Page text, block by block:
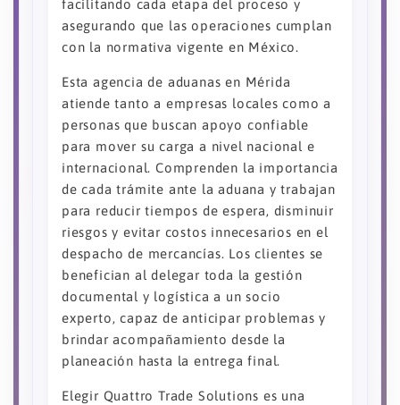
facilitando cada etapa del proceso y
asegurando que las operaciones cumplan
con la normativa vigente en México.
Esta agencia de aduanas en Mérida
atiende tanto a empresas locales como a
personas que buscan apoyo confiable
para mover su carga a nivel nacional e
internacional. Comprenden la importancia
de cada trámite ante la aduana y trabajan
para reducir tiempos de espera, disminuir
riesgos y evitar costos innecesarios en el
despacho de mercancías. Los clientes se
benefician al delegar toda la gestión
documental y logística a un socio
experto, capaz de anticipar problemas y
brindar acompañamiento desde la
planeación hasta la entrega final.
Elegir Quattro Trade Solutions es una